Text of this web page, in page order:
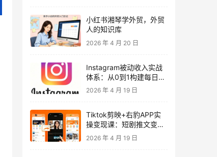
小红书湘琴学外贸，外贸
人的知识库
2026 年 4 月 20 日
Instagram被动收入实战
体系：从0到1构建每日盈
利的自动销售漏斗
2026 年 4 月 19 日
Tiktok剪映+右豹APP实
操变现课：短剧推文变现
全教程来了！
2026 年 4 月 19 日